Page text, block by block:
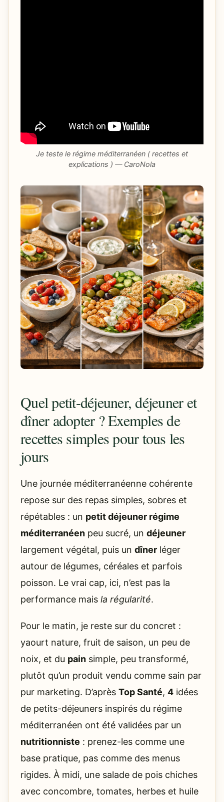
Je teste le régime méditerranéen ( recettes et
explications ) — CaroNola
Quel petit-déjeuner, déjeuner et
dîner adopter ? Exemples de
recettes simples pour tous les
jours
Une journée méditerranéenne cohérente
repose sur des repas simples, sobres et
répétables : un petit déjeuner régime
méditerranéen peu sucré, un déjeuner
largement végétal, puis un dîner léger
autour de légumes, céréales et parfois
poisson. Le vrai cap, ici, n’est pas la
performance mais la régularité.
Pour le matin, je reste sur du concret :
yaourt nature, fruit de saison, un peu de
noix, et du pain simple, peu transformé,
plutôt qu’un produit vendu comme sain par
pur marketing. D’après Top Santé, 4 idées
de petits-déjeuners inspirés du régime
méditerranéen ont été validées par un
nutritionniste : prenez-les comme une
base pratique, pas comme des menus
rigides. À midi, une salade de pois chiches
avec concombre, tomates, herbes et huile